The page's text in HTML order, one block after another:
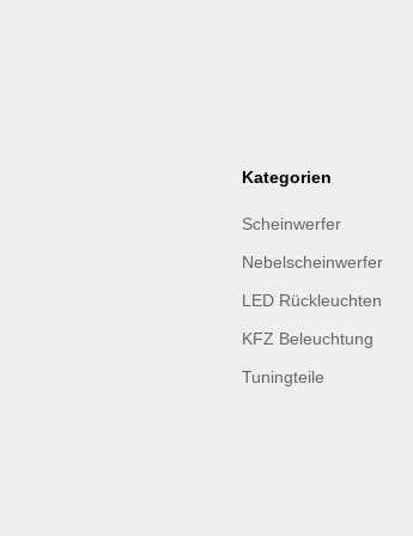
Kategorien
Scheinwerfer
Nebelscheinwerfer
LED Rückleuchten
KFZ Beleuchtung
Tuningteile